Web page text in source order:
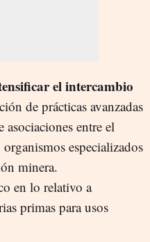
el intercambio
de prácticas avanzadas
asociaciones entre el
especializados
minera.
en lo relativo a
primas para usos